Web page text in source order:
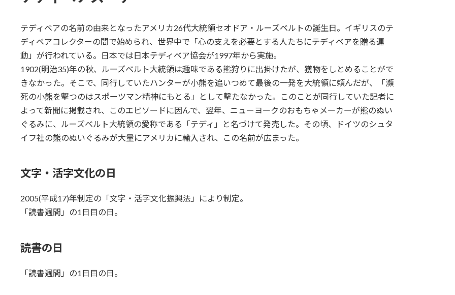
テディベアの名前の由来となったアメリカ26代大統領セオドア・ルーズベルトの誕生日。イギリスのテ
ディベアコレクターの間で始められ、世界中で「心の支えを必要とする人たちにテディベアを贈る運
動」が行われている。日本では日本テディベア協会が1997年から実施。
1902(明治35)年の秋、ルーズベルト大統領は趣味である熊狩りに出掛けたが、獲物をしとめることがで
きなかった。そこで、同行していたハンターが小熊を追いつめて最後の一発を大統領に頼んだが、「瀕
死の小熊を撃つのはスポーツマン精神にもとる」として撃たなかった。このことが同行していた記者に
よって新聞に掲載され、このエピソードに因んで、翌年、ニューヨークのおもちゃメーカーが熊のぬい
ぐるみに、ルーズベルト大統領の愛称である「テディ」と名づけて発売した。その頃、ドイツのシュタ
イフ社の熊のぬいぐるみが大量にアメリカに輸入され、この名前が広まった。
文字・活字文化の日
2005(平成17)年制定の「文字・活字文化振興法」により制定。
「読書週間」の1日目の日。
読書の日
「読書週間」の1日目の日。